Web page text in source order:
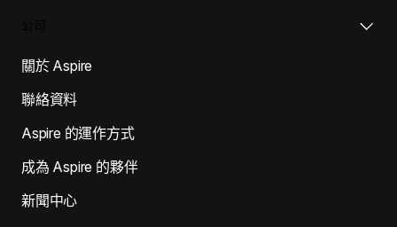
關於 Aspire
聯絡資料
Aspire 的運作方式
成為 Aspire 的夥伴
新聞中心